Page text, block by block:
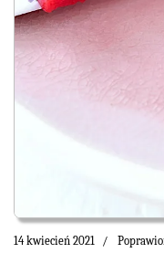
14 kwiecień 2021